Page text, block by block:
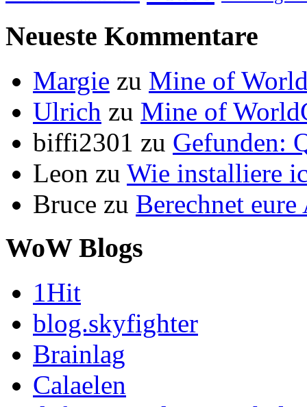
Neueste Kommentare
Margie zu Mine of
Ulrich zu Mine of
biffi2301 zu Gefunden:
Leon zu Wie installiere
Bruce zu Berechnet
WoW Blogs
1Hit
blog.skyfighter
Brainlag
Calaelen